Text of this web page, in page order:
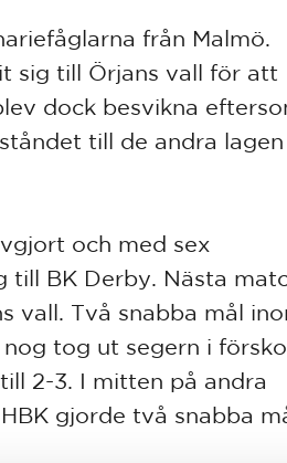
från Malmö.
sig till Örjans vall för att
dock besvikna
till de andra lagen
och med sex
till BK Derby. Nästa
vall. Två snabba mål
tog ut segern i
2-3. I mitten på andra
gjorde två snabba